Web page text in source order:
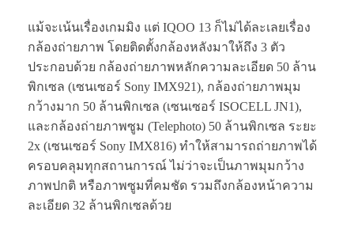
แม้จะเน้นเรื่องเกมมิง แต่ IQOO 13 ก็ไม่ได้ละเลยเรื่อง
กล้องถ่ายภาพ โดยติดตั้งกล้องหลังมาให้ถึง 3 ตัว
ประกอบด้วย กล้องถ่ายภาพหลักความละเอียด 50 ล้าน
พิกเซล (เซนเซอร์ Sony IMX921), กล้องถ่ายภาพมุม
กว้างมาก 50 ล้านพิกเซล (เซนเซอร์ ISOCELL JN1),
และกล้องถ่ายภาพซูม (Telephoto) 50 ล้านพิกเซล ระยะ
2x (เซนเซอร์ Sony IMX816) ทำให้สามารถถ่ายภาพได้
ครอบคลุมทุกสถานการณ์ ไม่ว่าจะเป็นภาพมุมกว้าง
ภาพปกติ หรือภาพซูมที่คมชัด รวมถึงกล้องหน้าความ
ละเอียด 32 ล้านพิกเซลด้วย